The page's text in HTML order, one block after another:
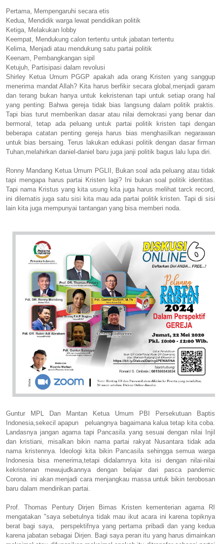
Pertama, Mempengaruhi secara etis
Kedua, Mendidik warga lewat pendidikan politik
Ketiga, Melakukan lobby
Keempat, Mendukung calon tertentu untuk jabatan tertentu
Kelima, Menjadi atau mendukung satu partai politik
Keenam, Pembangkangan sipil
Ketujuh, Partisipasi dalam revolusi
Shirley Ketua Umum PGGP apakah ada orang Kristen yang sanggup
menerima mandat Allah? Kita harus berfikir secara global,menjadi garam
dan terang bukan hanya untuk kekristenan tapi untuk setiap orang hal
yang penting: Bahwa gereja tidak bias langsung dalam politik praktis.
Tapi bias turut memberikan dasar atau nilai demokrasi yang benar dan
bermoral, tetap ada peluang untuk partai politik kristen tapi dengan
beberapa catatan penting gereja harus bias menghasilkan negarawan
untuk bias bersaing. Terus lakukan edukasi politik dengan dasar firman
Tuhan,melahirkan daniel-daniel baru juga janji politik bagus lalu lupa diri.
Ronny Mandang Ketua Umum PGLII, Bukan soal ada peluang atau tidak
tapi mengapa harus partai Kristen lagi? Ini bukan soal politik identitas.
Tapi nama Kristus yang kita usung kita juga harus melihat tarck record,
ini dilematis juga satu sisi kita mau ada partai politik kristen. Tapi di sisi
lain kita juga mempunyai tantangan yang bisa memberi noda.
Guntur MPL Dan Mantan Ketua Umum PBI Persekutuan Baptis
Indonesia,sekecil apapun peluangnya bagaimana kalua tetap kita coba.
Landasnya jangan agama tapi Pancasila yang sesuai dengan nilai Injil
dan kristiani, misalkan bikin nama partai rakyat Nusantara tidak ada
nama kristennya. Ideologi kita bikin Pancasila sehingga semua warga
Indonesia bisa menerima,tetapi didalamnya kita isi dengan nilai-nilai
kekristenan mewujudkannya dengan belajar dari pasca pandemic
Corona. ini akan menjadi cara menjangkau massa untuk bikin terobosan
baru dalam mendirikan partai.
Prof. Thomas Pentury Dirjen Bimas Kristen kementerian agama RI
mengatakan "saya sebetulnya tidak mau ikut acara ini karena topiknya
berat bagi saya, perspektifnya yang pertama pribadi dan yang kedua
karena jabatan sebagai Dirjen. Bagi saya peran itu yang harus dimainkan